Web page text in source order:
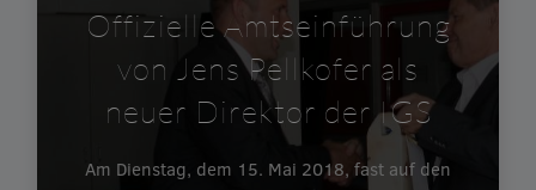
Offizielle Amtseinführung
von Jens Pellkofer als
neuer Direktor der IGS
Am Dienstag, dem 15. Mai 2018, fast auf den